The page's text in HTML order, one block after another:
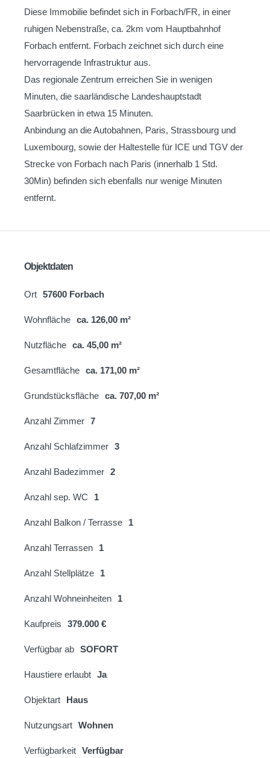
Diese Immobilie befindet sich in Forbach/FR, in einer
ruhigen Nebenstraße, ca. 2km vom Hauptbahnhof
Forbach entfernt. Forbach zeichnet sich durch eine
hervorragende Infrastruktur aus.
Das regionale Zentrum erreichen Sie in wenigen
Minuten, die saarländische Landeshauptstadt
Saarbrücken in etwa 15 Minuten.
Anbindung an die Autobahnen, Paris, Strassbourg und
Luxembourg, sowie der Haltestelle für ICE und TGV der
Strecke von Forbach nach Paris (innerhalb 1 Std.
30Min) befinden sich ebenfalls nur wenige Minuten
entfernt.
Objektdaten
Ort 57600 Forbach
Wohnfläche ca. 126,00 m²
Nutzfläche ca. 45,00 m²
Gesamtfläche ca. 171,00 m²
Grundstücksfläche ca. 707,00 m²
Anzahl Zimmer 7
Anzahl Schlafzimmer 3
Anzahl Badezimmer 2
Anzahl sep. WC 1
Anzahl Balkon / Terrasse 1
Anzahl Terrassen 1
Anzahl Stellplätze 1
Anzahl Wohneinheiten 1
Kaufpreis 379.000 €
Verfügbar ab SOFORT
Haustiere erlaubt Ja
Objektart Haus
Nutzungsart Wohnen
Verfügbarkeit Verfügbar